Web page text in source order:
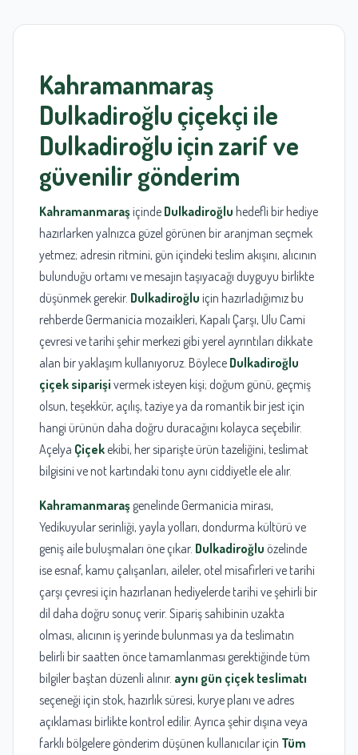
Kahramanmaraş
Dulkadiroğlu çiçekçiile
Dulkadiroğluiçin zarif ve
güvenilir gönderim
Kahramanmaraş içinde Dulkadiroğlu hedefli bir hediye
hazırlarken yalnızca güzel görünen bir aranjman seçmek
yetmez; adresin ritmini, gün içindeki teslim akışını, alıcının
bulunduğu ortamı ve mesajın taşıyacağı duyguyu birlikte
düşünmek gerekir. Dulkadiroğlu için hazırladığımız bu
rehberde Germanicia mozaikleri, Kapalı Çarşı, Ulu Cami
çevresi ve tarihi şehir merkezi gibi yerel ayrıntıları dikkate
alan bir yaklaşım kullanıyoruz. Böylece Dulkadiroğlu
çiçek siparişi vermek isteyen kişi; doğum günü, geçmiş
olsun, teşekkür, açılış, taziye ya da romantik bir jest için
hangi ürünün daha doğru duracağını kolayca seçebilir.
Açelya Çiçek ekibi, her siparişte ürün tazeliğini, teslimat
bilgisini ve not kartındaki tonu aynı ciddiyetle ele alır.
Kahramanmaraş genelinde Germanicia mirası,
Yedikuyular serinliği, yayla yolları, dondurma kültürü ve
geniş aile buluşmaları öne çıkar. Dulkadiroğlu özelinde
ise esnaf, kamu çalışanları, aileler, otel misafirleri ve tarihi
çarşı çevresi için hazırlanan hediyelerde tarihi ve şehirli bir
dil daha doğru sonuç verir. Sipariş sahibinin uzakta
olması, alıcının iş yerinde bulunması ya da teslimatın
belirli bir saatten önce tamamlanması gerektiğinde tüm
bilgiler baştan düzenli alınır. aynı gün çiçek teslimatı
seçeneği için stok, hazırlık süresi, kurye planı ve adres
açıklaması birlikte kontrol edilir. Ayrıca şehir dışına veya
farklı bölgelere gönderim düşünen kullanıcılar için Tüm